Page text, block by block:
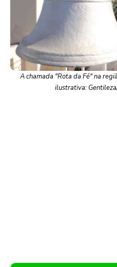
A chamada "Rota da Fé" na
ilustrativa: